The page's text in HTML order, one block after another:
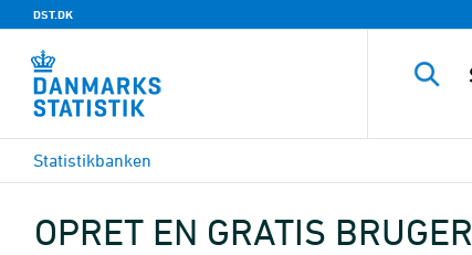
DST.DK
Statistikbanken
OPRET EN GRATIS